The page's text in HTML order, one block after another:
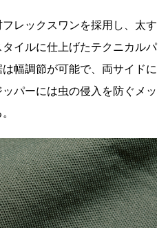
レックスワンを採用し、太す
イルに仕上げたテクニカルパ
幅調節が可能で、両サイドに
パーには虫の侵入を防ぐメッ